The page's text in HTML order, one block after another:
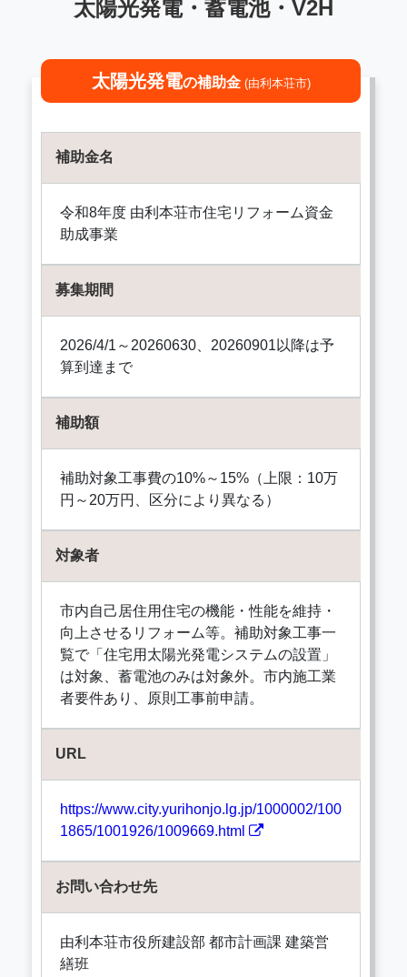
太陽光発電・蓄電池・V2H
太陽光発電の補助金 (由利本荘市)
補助金名
令和8年度 由利本荘市住宅リフォーム資金
助成事業
募集期間
2026/4/1～20260630、20260901以降は予
算到達まで
補助額
補助対象工事費の10%～15%（上限：10万
円～20万円、区分により異なる）
対象者
市内自己居住用住宅の機能・性能を維持・
向上させるリフォーム等。補助対象工事一
覧で「住宅用太陽光発電システムの設置」
は対象、蓄電池のみは対象外。市内施工業
者要件あり、原則工事前申請。
URL
https://www.city.yurihonjo.lg.jp/1000002/100
1865/1001926/1009669.html
お問い合わせ先
由利本荘市役所建設部 都市計画課 建築営
繕班